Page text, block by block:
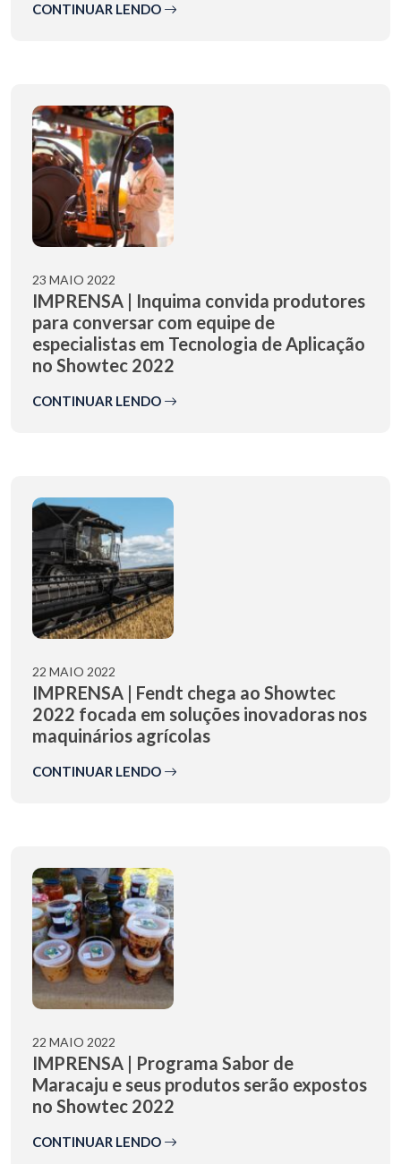
CONTINUAR LENDO
23 MAIO 2022
IMPRENSA | Inquima convida produtores
para conversar com equipe de
especialistas em Tecnologia de Aplicação
no Showtec 2022
CONTINUAR LENDO
22 MAIO 2022
IMPRENSA | Fendt chega ao Showtec
2022 focada em soluções inovadoras nos
maquinários agrícolas
CONTINUAR LENDO
22 MAIO 2022
IMPRENSA | Programa Sabor de
Maracaju e seus produtos serão expostos
no Showtec 2022
CONTINUAR LENDO